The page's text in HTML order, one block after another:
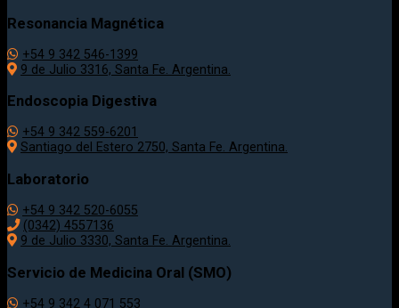
Resonancia Magnética
+54 9 342 546-1399
9 de Julio 3316, Santa Fe. Argentina.
Endoscopia Digestiva
+54 9 342 559-6201
Santiago del Estero 2750, Santa Fe. Argentina.
Laboratorio
+54 9 342 520-6055
(0342) 4557136
9 de Julio 3330, Santa Fe. Argentina.
Servicio de Medicina Oral (SMO)
+54 9 342 4 071 553